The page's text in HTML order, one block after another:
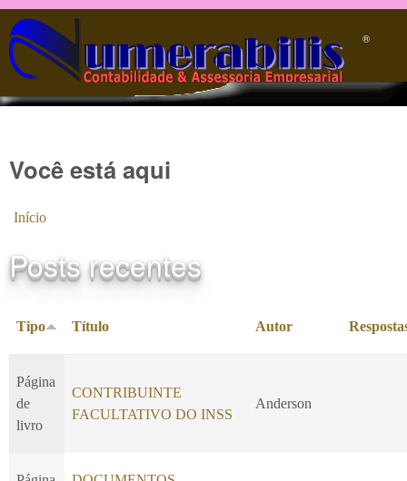
Pular para o conteúdo principal
®️
Você está aqui
Início
Posts recentes
Tipo Título Autor
Página
de
livro
CONTRIBUINTE
FACULTATIVO DO INSS
Anderson